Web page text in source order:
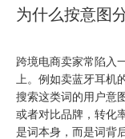
为什么按意图
跨境电商卖家常陷入
上。例如卖蓝牙耳机
搜索这类词的用户意
或者对比品牌，转化
是词本身，而是词背